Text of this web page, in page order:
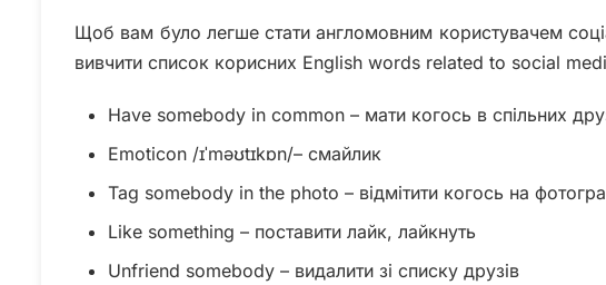
Щоб вам було легше стати англомовним користувачем
вивчити список корисних English words related to social
Have somebody in common – мати когось в спільних
Emoticon /ɪˈməʊtɪkɒn/– смайлик
Tag somebody in the photo – відмітити когось на
Like something – поставити лайк, лайкнуть
Unfriend somebody – видалити зі списку друзів